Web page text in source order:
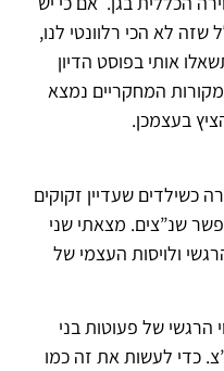
לא הכי רלוונטי לנו,
אותי בפוסט הדיון
המחקריים נמצא
בעצמכן.
כשילדים שעדיין זקוקים
שנ”צים. מצאתי שני
ולויסות העצמי של
של פעוטות בני
כדי לעשות את זה כמו